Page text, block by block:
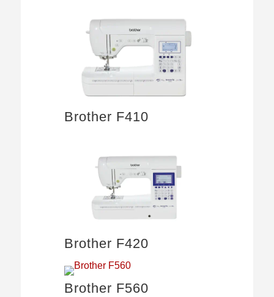
Brother F410
Brother F420
Brother F560